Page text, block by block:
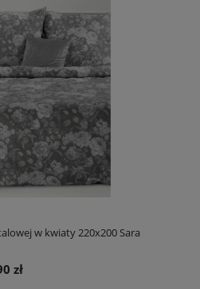
w kwiaty 220x200 Sara
zł